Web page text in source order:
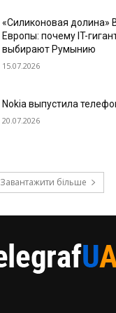
«Силиконовая долина»
Европы: почему IT-
выбирают Румынию
15.07.2026
Nokia выпустила
20.07.2026
Завантажити більше